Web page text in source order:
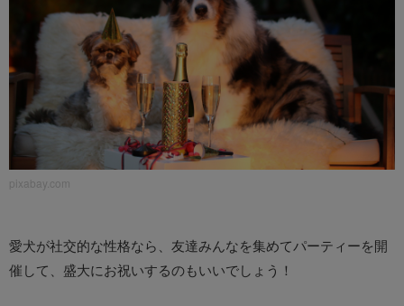
pixabay.com
愛犬が社交的な性格なら、友達みんなを集めてパーティーを開
催して、盛大にお祝いするのもいいでしょう！